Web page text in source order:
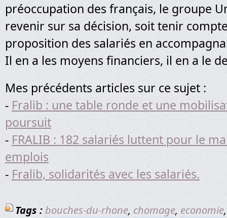
préoccupation des français, le groupe
revenir sur sa décision, soit tenir
proposition des salariés en
Il en a les moyens financiers, il en a le
Mes précédents articles sur ce sujet :
- Fralib : une table ronde et une
poursuit
- FRALIB : 182 salariés luttent pour le
emplois
- Fralib, solidarités avec les salariés.
Tags :bouches-du-rhone, chomage, economie